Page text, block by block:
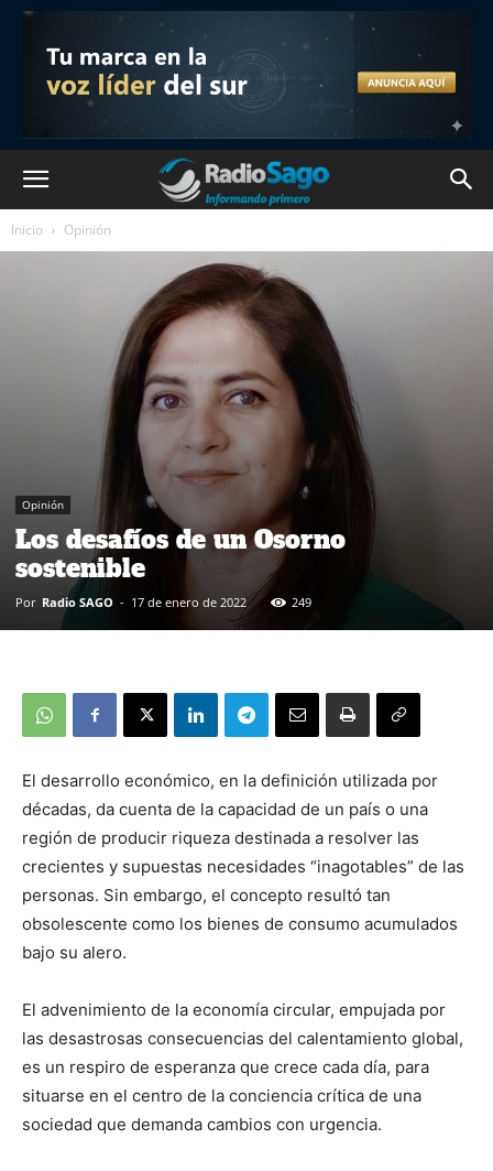
Inicio Opinión
Opinión
Los desafíos de un Osorno
sostenible
Por Radio SAGO - 17 de enero de 2022 249
El desarrollo económico, en la definición utilizada por
décadas, da cuenta de la capacidad de un país o una
región de producir riqueza destinada a resolver las
crecientes y supuestas necesidades “inagotables” de las
personas. Sin embargo, el concepto resultó tan
obsolescente como los bienes de consumo acumulados
bajo su alero.
El advenimiento de la economía circular, empujada por
las desastrosas consecuencias del calentamiento global,
es un respiro de esperanza que crece cada día, para
situarse en el centro de la conciencia crítica de una
sociedad que demanda cambios con urgencia.